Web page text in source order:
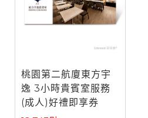
桃園第二航廈東方宇
逸 3小時貴賓室服務
(成人)好禮即享券